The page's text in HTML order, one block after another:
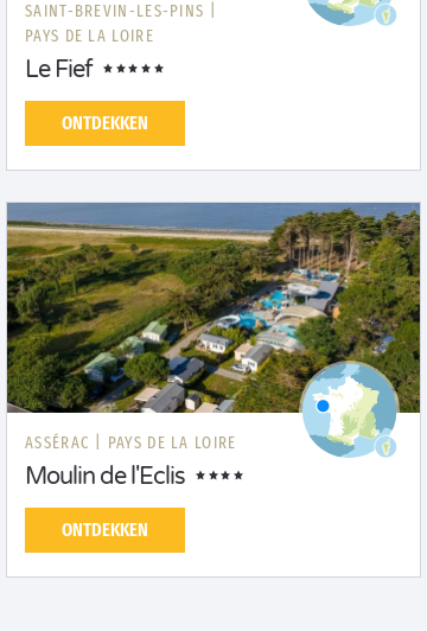
SAINT-BREVIN-LES-PINS |
PAYS DE LA LOIRE
Le Fief
ONTDEKKEN
ASSÉRAC | PAYS DE LA LOIRE
Moulin de l'Eclis
ONTDEKKEN